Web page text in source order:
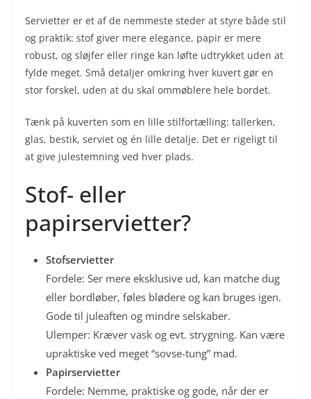
Servietter er et af de nemmeste steder at styre både stil
og praktik: stof giver mere elegance, papir er mere
robust, og sløjfer eller ringe kan løfte udtrykket uden at
fylde meget. Små detaljer omkring hver kuvert gør en
stor forskel, uden at du skal ommøblere hele bordet.
Tænk på kuverten som en lille stilfortælling: tallerken,
glas, bestik, serviet og én lille detalje. Det er rigeligt til
at give julestemning ved hver plads.
Stof- eller
papirservietter?
Stofservietter
Fordele: Ser mere eksklusive ud, kan matche dug
eller bordløber, føles blødere og kan bruges igen.
Gode til juleaften og mindre selskaber.
Ulemper: Kræver vask og evt. strygning. Kan være
upraktiske ved meget “sovse-tung” mad.
Papirservietter
Fordele: Nemme, praktiske og gode, når der er